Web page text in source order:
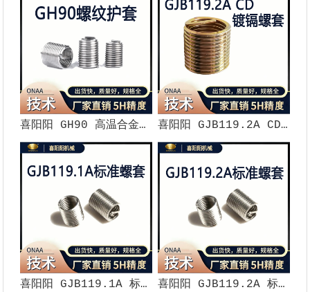
喜阳阳 GH90 高温合金螺纹护套（5H 精度） 喜阳阳 GJB119.2A CD 标准镀镉钢丝螺套（5H 精度）
喜阳阳 GJB119.1A 标准钢丝螺套（5H 精度） 喜阳阳 GJB119.2A 标准钢丝螺套（5H 精度）